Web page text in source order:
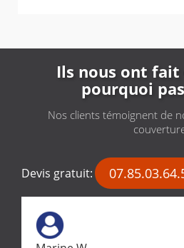
Ils nous ont fait
pourquoi
Nos clients témoignent de
Devis gratuit: